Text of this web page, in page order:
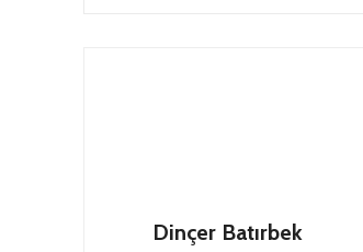
Dinçer Batırbek